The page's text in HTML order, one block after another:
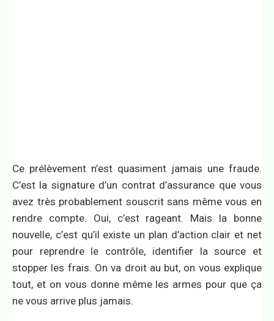
Ce prélèvement n’est quasiment jamais une fraude.
C’est la signature d’un contrat d’assurance que vous
avez très probablement souscrit sans même vous en
rendre compte. Oui, c’est rageant. Mais la bonne
nouvelle, c’est qu’il existe un plan d’action clair et net
pour reprendre le contrôle, identifier la source et
stopper les frais. On va droit au but, on vous explique
tout, et on vous donne même les armes pour que ça
ne vous arrive plus jamais.